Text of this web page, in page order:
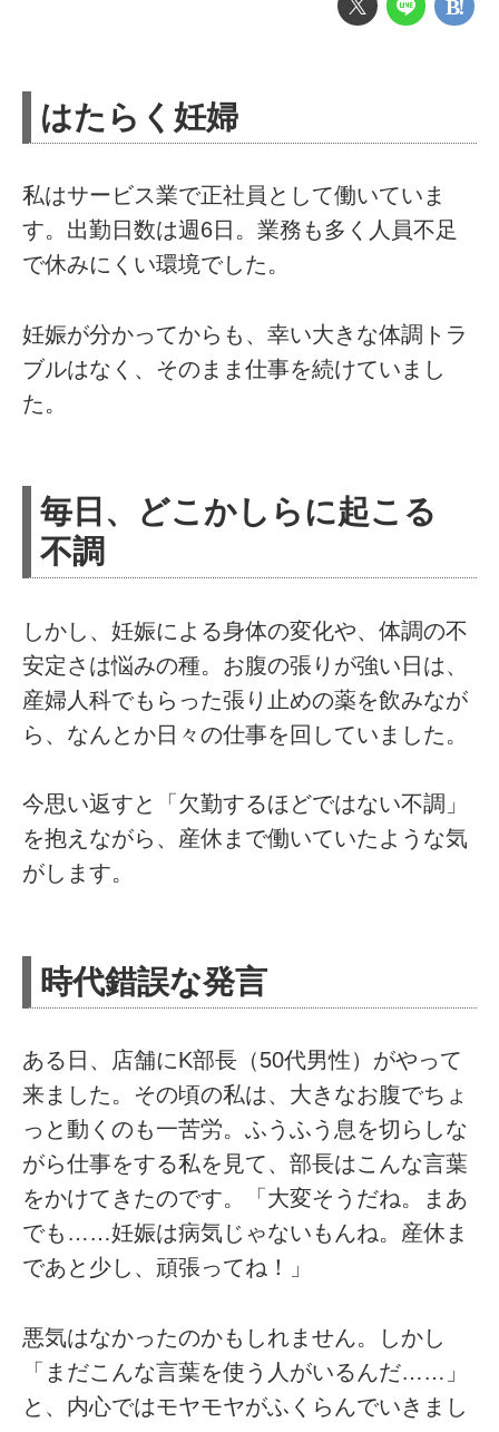
はたらく妊婦
私はサービス業で正社員として働いていま
す。出勤日数は週6日。業務も多く人員不足
で休みにくい環境でした。
妊娠が分かってからも、幸い大きな体調トラ
ブルはなく、そのまま仕事を続けていまし
た。
毎日、どこかしらに起こる
不調
しかし、妊娠による身体の変化や、体調の不
安定さは悩みの種。お腹の張りが強い日は、
産婦人科でもらった張り止めの薬を飲みなが
ら、なんとか日々の仕事を回していました。
今思い返すと「欠勤するほどではない不調」
を抱えながら、産休まで働いていたような気
がします。
時代錯誤な発言
ある日、店舗にK部長（50代男性）がやって
来ました。その頃の私は、大きなお腹でちょ
っと動くのも一苦労。ふうふう息を切らしな
がら仕事をする私を見て、部長はこんな言葉
をかけてきたのです。「大変そうだね。まあ
でも……妊娠は病気じゃないもんね。産休ま
であと少し、頑張ってね！」
悪気はなかったのかもしれません。しかし
「まだこんな言葉を使う人がいるんだ……」
と、内心ではモヤモヤがふくらんでいきまし